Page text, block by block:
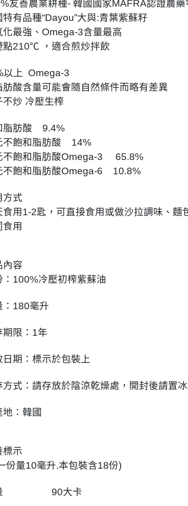
友善農業耕種- 韓國國家MAFRA認證農藥
特有品種“Dayou”大與:青葉紫蘇籽
化最強、Omega-3含量最高
點210℃ ，適合煎炒拌飲
以上 Omega-3
肪酸含量可能會隨自然條件而略有差異
不炒 冷壓生榨
脂肪酸 9.4%
不飽和脂肪酸 14%
不飽和脂肪酸Omega-3 65.8%
不飽和脂肪酸Omega-6 10.8%
方式
食用1-2匙，可直接食用或做沙拉調味、
食用
內容
：100%冷壓初榨紫蘇油
：180毫升
期限：1年
日期：標示於包裝上
方式：請存放於陰涼乾燥處，開封後請置冰
地：韓國
標示
份量10毫升.本包裝含18份)
量 90大卡